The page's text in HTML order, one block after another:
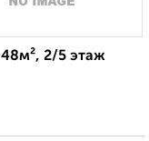
2/5 этаж